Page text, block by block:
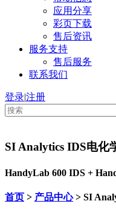
应用分享
彩页下载
售后资讯
服务支持
售后服务
联系我们
登录|注册
SI Analytics IDS电化
HandyLab 600 IDS +
首页 > 产品中心> SI